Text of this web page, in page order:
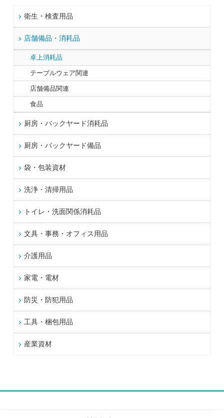
衛生・検査用品
店舗備品・消耗品
卓上消耗品
テーブルウェア関連
店舗備品関連
食品
厨房・バックヤード消耗品
厨房・バックヤード備品
袋・包装資材
洗浄・清掃用品
トイレ・洗面関係消耗品
文具・事務・オフィス用品
介護用品
家電・電材
防災・防犯用品
工具・梱包用品
産業資材